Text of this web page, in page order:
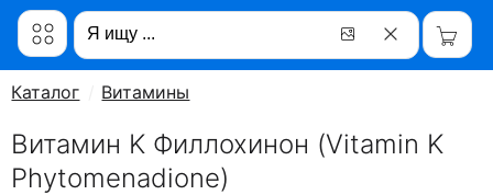
Каталог Витамины
Витамин K Филлохинон (Vitamin K
Phytomenadione)